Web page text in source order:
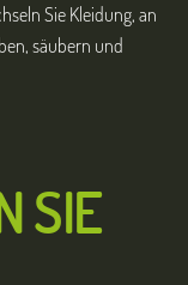
Sie Kleidung, an
säubern und
SIE